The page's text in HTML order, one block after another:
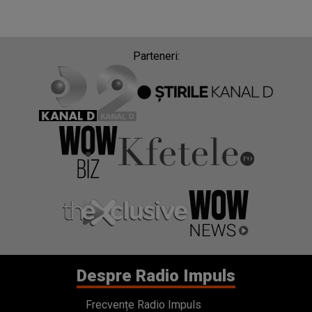
Parteneri:
Despre Radio Impuls
Frecvențe Radio Impuls